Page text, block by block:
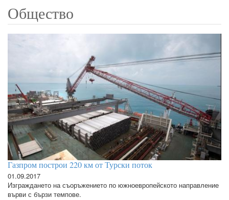
Общество
Газпром построи 220 км от Турски поток
01.09.2017
Изграждането на съоръжението по южноевропейското направление
върви с бързи темпове.